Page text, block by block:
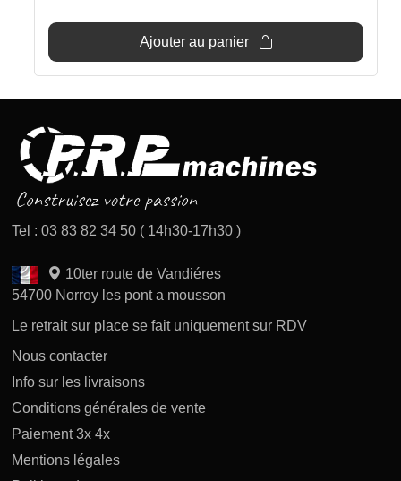
Ajouter au panier
Tel : 03 83 82 34 50 ( 14h30-17h30 )
10ter route de Vandiéres
54700 Norroy les pont a mousson
Le retrait sur place se fait uniquement sur RDV
Nous contacter
Info sur les livraisons
Conditions générales de vente
Paiement 3x 4x
Mentions légales